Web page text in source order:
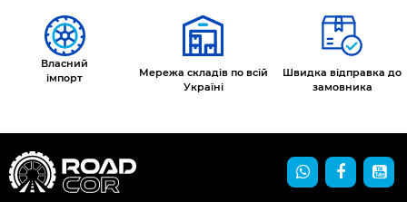
Власний
імпорт
Мережа складів по всій
Україні
Швидка відправка до
замовника